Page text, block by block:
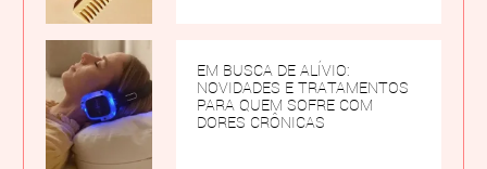
EM BUSCA DE ALÍVIO:
NOVIDADES E TRATAMENTOS
PARA QUEM SOFRE COM
DORES CRÔNICAS